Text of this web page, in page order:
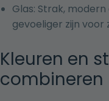
Glas: Strak,
gevoeliger zijn
Kleuren en
combineren